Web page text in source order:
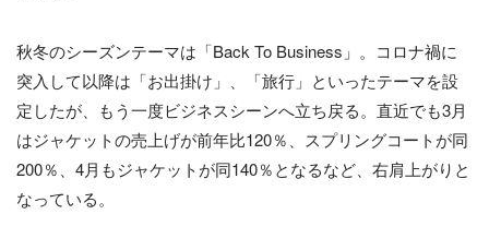
秋冬のシーズンテーマは「Back To Business」。コロナ禍に
突入して以降は「お出掛け」、「旅行」といったテーマを設
定したが、もう一度ビジネスシーンへ立ち戻る。直近でも3月
はジャケットの売上げが前年比120％、スプリングコートが同
200％、4月もジャケットが同140％となるなど、右肩上がりと
なっている。